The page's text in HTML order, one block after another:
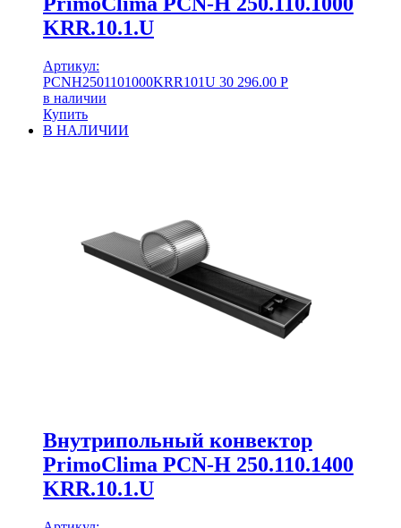
KRR.10.1.U
Артикул:
PCNH2501101000KRR101U 30 296.00 Р
в наличии
Купить
В НАЛИЧИИ
Внутрипольный конвектор
PrimoClima PCN-H 250.110.1400
KRR.10.1.U